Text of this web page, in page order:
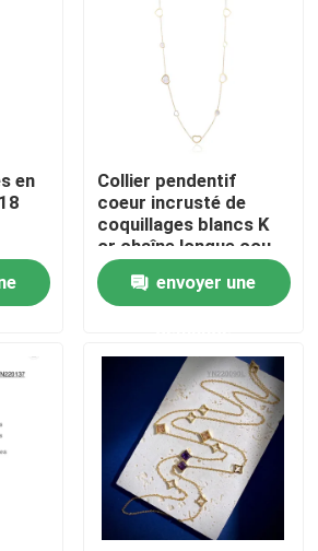
inoxydable en stock
en stock
acier inoxydable en stock
en
en
Collier pendentif
coeur incrusté de
coquillages blancs K
or chaîne longue cou
en acier inoxydable
envoyer une